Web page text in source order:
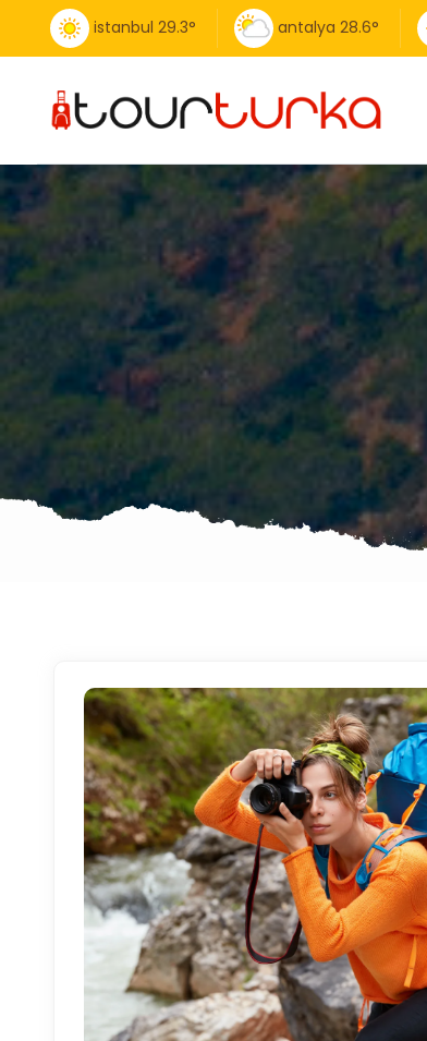
istanbul 29.3° antalya 28.6°